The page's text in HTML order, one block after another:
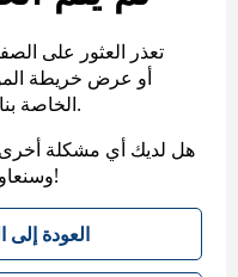
تعذر العثور على
الخاصة بنا لمساعدتك في العثور على ما تريد.
هل لديك أي مشكلة
وسنعاود التواصل معك. شكرًا على صبرك!
العودة إلى